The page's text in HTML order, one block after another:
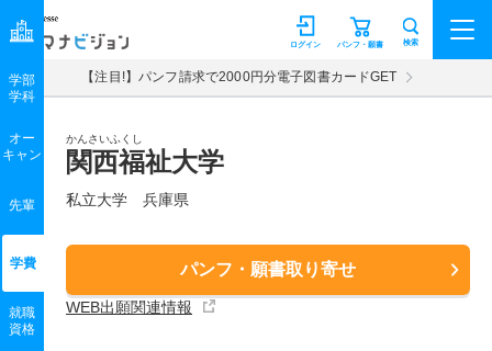
マナビジョン パンフ・願書
ログイン 検索
【注目!】パンフ請求で2000円分電子図書カードGET
かんさいふくし
関西福祉大学
私立大学 兵庫県
パンフ・願書取り寄せ
WEB出願関連情報
学部
学科
オー
キャン
先輩
学費
就職
資格